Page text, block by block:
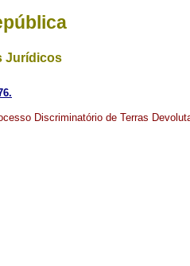
Jurídicos
Discriminatório de Terras